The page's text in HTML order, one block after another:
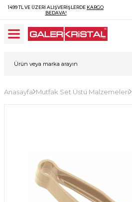
1499 TL VE ÜZERI ALIŞVERIŞLERDE KARGO
BEDAVA!
Anasayfa Mutfak Set Üstü Malzemeleri